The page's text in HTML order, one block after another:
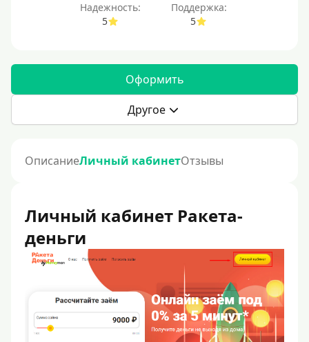
Надежность:
5
Поддержка:
5
Оформить
Другое
ОписаниеЛичный кабинетОтзывы
Личный кабинет Ракета-
деньги